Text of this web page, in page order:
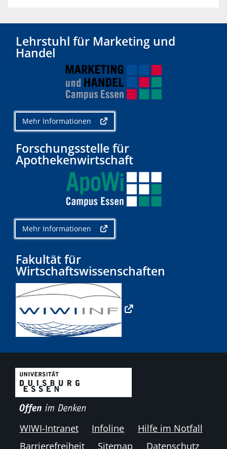
Lehrstuhl für Marketing und
Handel
Mehr Informationen
Forschungsstelle für
Apothekenwirtschaft
Mehr Informationen
Fakultät für
Wirtschaftswissenschaften
WIWI-Intranet Infoline
Hilfe im Notfall
Barrierefreiheit
Sitemap Datenschutz